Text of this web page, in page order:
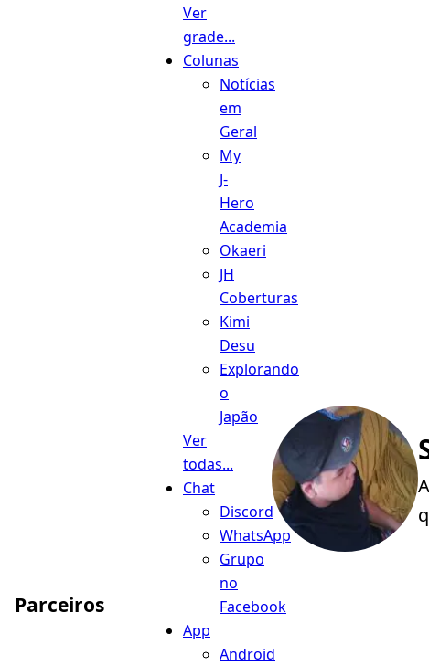
Ver
grade...
Colunas
Notícias
em
Geral
My
J-
Hero
Academia
Okaeri
JH
Coberturas
Kimi
Desu
Explorando
o
Japão
Ver
todas...
Chat
Discord
WhatsApp
Grupo
no
Facebook
App
Android
Parceiros